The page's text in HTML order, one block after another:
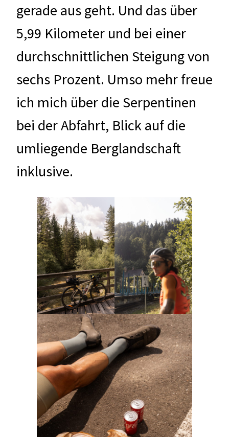
gerade aus geht. Und das über
5,99 Kilometer und bei einer
durchschnittlichen Steigung von
sechs Prozent. Umso mehr freue
ich mich über die Serpentinen
bei der Abfahrt, Blick auf die
umliegende Berglandschaft
inklusive.